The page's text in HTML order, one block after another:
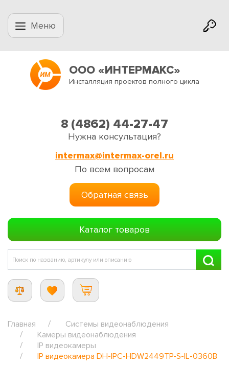
Меню
ООО «ИНТЕРМАКС»
Инсталляция проектов полного цикла
8 (4862) 44-27-47
Нужна консультация?
intermax@intermax-orel.ru
По всем вопросам
Обратная связь
Каталог товаров
Главная
Системы видеонаблюдения
Камеры видеонаблюдения
IP видеокамеры
IP видеокамера DH-IPC-HDW2449TP-S-IL-0360B